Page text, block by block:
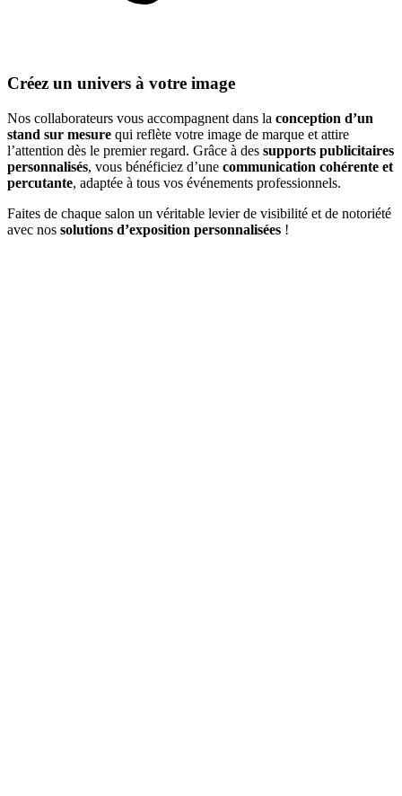
Créez un univers à votre image​
Nos collaborateurs vous accompagnent dans la conception d’un
stand sur mesure qui reflète votre image de marque et attire
l’attention dès le premier regard. Grâce à des supports publicitaires
personnalisés, vous bénéficiez d’une communication cohérente et
percutante, adaptée à tous vos événements professionnels.
Faites de chaque salon un véritable levier de visibilité et de notoriété
avec nos solutions d’exposition personnalisées !